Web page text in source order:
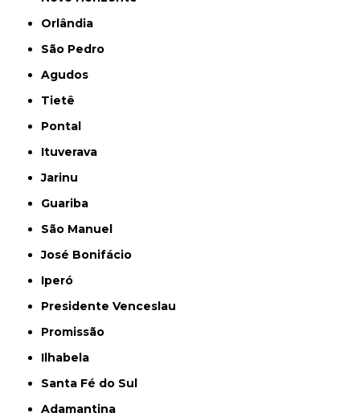
Orlândia
São Pedro
Agudos
Tietê
Pontal
Ituverava
Jarinu
Guariba
São Manuel
José Bonifácio
Iperó
Presidente Venceslau
Promissão
Ilhabela
Santa Fé do Sul
Adamantina